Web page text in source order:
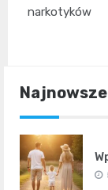
narkotyków
Najnowsze